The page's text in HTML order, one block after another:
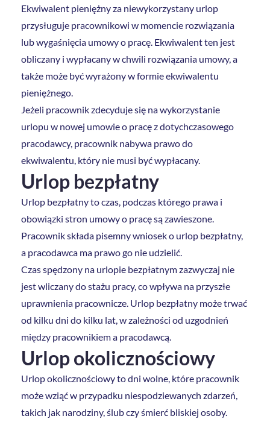
Ekwiwalent pieniężny za niewykorzystany urlop
przysługuje pracownikowi w momencie rozwiązania
lub wygaśnięcia umowy o pracę. Ekwiwalent ten jest
obliczany i wypłacany w chwili rozwiązania umowy, a
także może być wyrażony w formie ekwiwalentu
pieniężnego.
Jeżeli pracownik zdecyduje się na wykorzystanie
urlopu w nowej umowie o pracę z dotychczasowego
pracodawcy, pracownik nabywa prawo do
ekwiwalentu, który nie musi być wypłacany.
Urlop bezpłatny
Urlop bezpłatny to czas, podczas którego prawa i
obowiązki stron umowy o pracę są zawieszone.
Pracownik składa pisemny wniosek o urlop bezpłatny,
a pracodawca ma prawo go nie udzielić.
Czas spędzony na urlopie bezpłatnym zazwyczaj nie
jest wliczany do stażu pracy, co wpływa na przyszłe
uprawnienia pracownicze. Urlop bezpłatny może trwać
od kilku dni do kilku lat, w zależności od uzgodnień
między pracownikiem a pracodawcą.
Urlop okolicznościowy
Urlop okolicznościowy to dni wolne, które pracownik
może wziąć w przypadku niespodziewanych zdarzeń,
takich jak narodziny, ślub czy śmierć bliskiej osoby.